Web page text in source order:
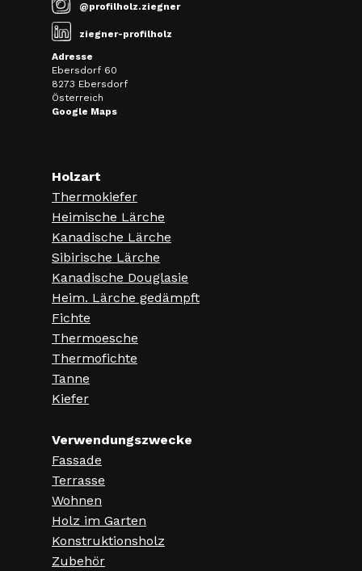
@profilholz.ziegner
ziegner-profilholz
Adresse
Ebersdorf 60
8273 Ebersdorf
Österreich
Google Maps
Holzart
Thermokiefer
Heimische Lärche
Kanadische Lärche
Sibirische Lärche
Kanadische Douglasie
Heim. Lärche gedämpft
Fichte
Thermoesche
Thermofichte
Tanne
Kiefer
Verwendungszwecke
Fassade
Terrasse
Wohnen
Holz im Garten
Konstruktionsholz
Zubehör